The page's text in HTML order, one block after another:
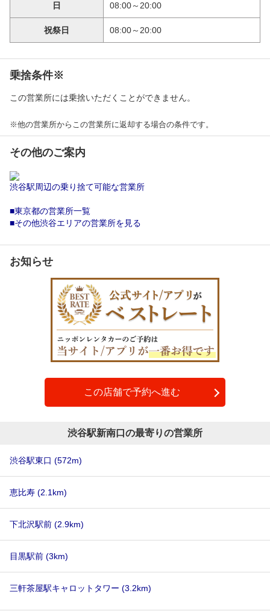
日 08:00～20:00
祝祭日 08:00～20:00
乗捨条件※
この営業所には乗捨いただくことができません。
※他の営業所からこの営業所に返却する場合の条件です。
その他のご案内
渋谷駅周辺の乗り捨て可能な営業所
■東京都の営業所一覧
■その他渋谷エリアの営業所を見る
お知らせ
この店舗で予約へ進む
渋谷駅新南口の最寄りの営業所
渋谷駅東口 (572m)
恵比寿 (2.1km)
下北沢駅前 (2.9km)
目黒駅前 (3km)
三軒茶屋駅キャロットタワー (3.2km)